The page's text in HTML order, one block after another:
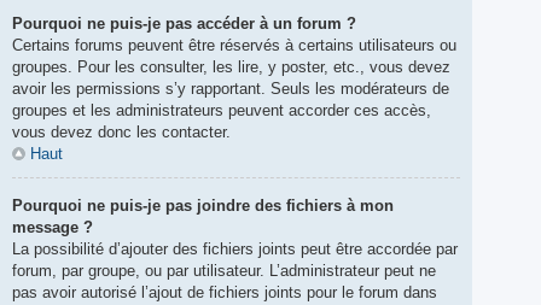
Pourquoi ne puis-je pas accéder à un forum ?
Certains forums peuvent être réservés à certains utilisateurs ou
groupes. Pour les consulter, les lire, y poster, etc., vous devez
avoir les permissions s’y rapportant. Seuls les modérateurs de
groupes et les administrateurs peuvent accorder ces accès,
vous devez donc les contacter.
Haut
Pourquoi ne puis-je pas joindre des fichiers à mon
message ?
La possibilité d’ajouter des fichiers joints peut être accordée par
forum, par groupe, ou par utilisateur. L’administrateur peut ne
pas avoir autorisé l’ajout de fichiers joints pour le forum dans